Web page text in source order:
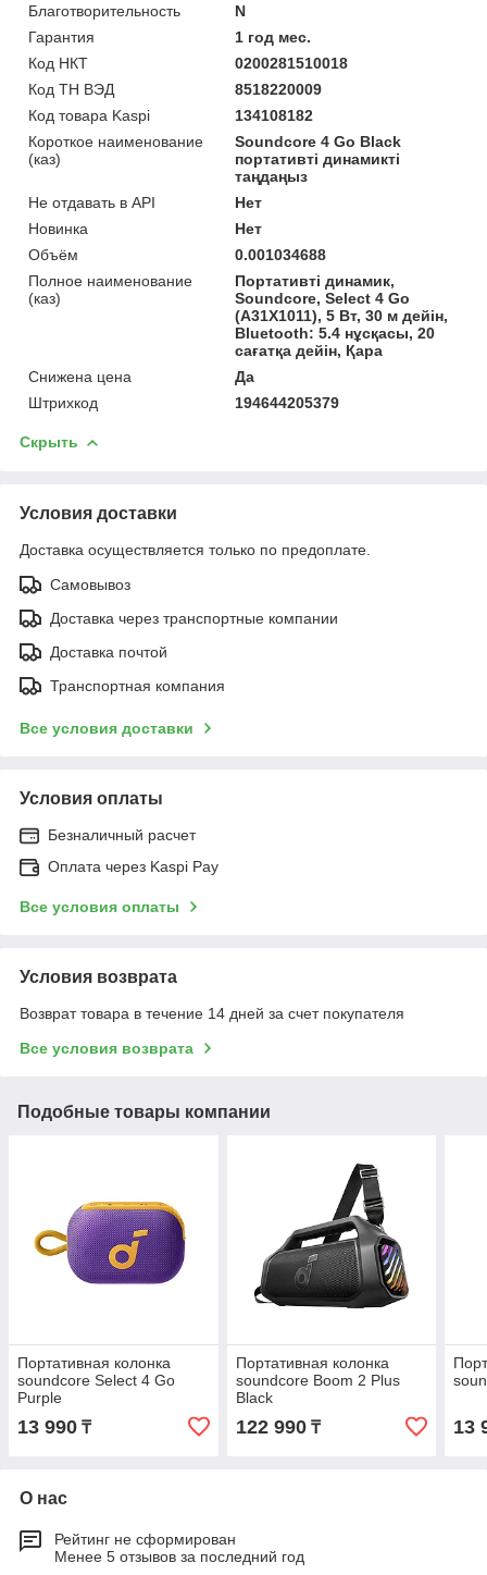
Благотворительность
N
Гарантия
1 год мес.
Код НКТ
0200281510018
Код ТН ВЭД
8518220009
Код товара Kaspi
134108182
Короткое наименование
(каз)
Soundcore 4 Go Black
портативті динамикті
таңдаңыз
Не отдавать в API
Нет
Новинка
Нет
Объём
0.001034688
Полное наименование
(каз)
Портативті динамик,
Soundcore, Select 4 Go
(A31X1011), 5 Вт, 30 м дейін,
Bluetooth: 5.4 нұсқасы, 20
сағатқа дейін, Қара
Снижена цена
Да
Штрихкод
194644205379
Скрыть
Условия доставки
Доставка осуществляется только по предоплате.
Самовывоз
Доставка через транспортные компании
Доставка почтой
Транспортная компания
Все условия доставки
Условия оплаты
Безналичный расчет
Оплата через Kaspi Pay
Все условия оплаты
Условия возврата
Возврат товара в течение 14 дней за счет покупателя
Все условия возврата
Подобные товары компании
Портативная колонка
soundcore Select 4 Go
Purple
13 990 ₸
Портативная колонка
soundcore Boom 2 Plus
Black
122 990₸ 13
О нас
Рейтинг не сформирован
Менее 5 отзывов за последний год